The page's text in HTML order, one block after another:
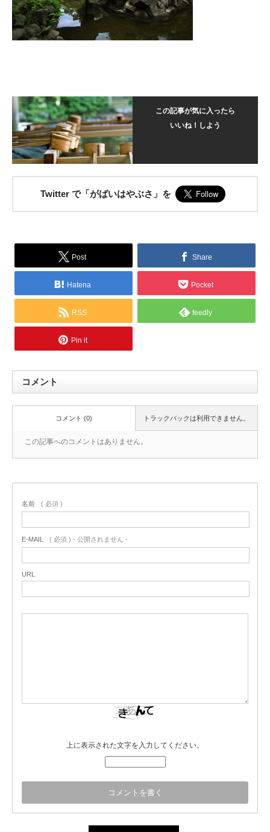
この記事が気に入ったら
いいね！しよう
Twitter で「がばいはやぶさ」を
Post Share
Hatena Pocket
RSS feedly
Pin it
コメント
トラックバックは利用できません。
コメント (0)
この記事へのコメントはありません。
名前 ( 必須 )
E-MAIL ( 必須 ) - 公開されません -
URL
上に表示された文字を入力してください。